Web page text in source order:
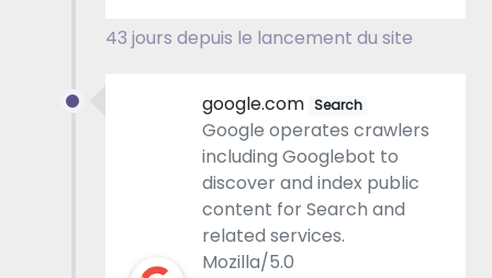
43 jours depuis le lancement du site
google.com Search
Google operates crawlers
including Googlebot to
discover and index public
content for Search and
related services.
Mozilla/5.0